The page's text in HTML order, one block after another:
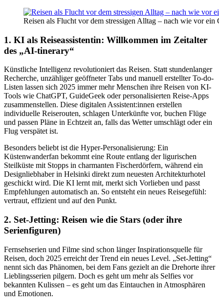
Reisen als Flucht vor dem stressigen Alltag – nach wie vor
1. KI als Reiseassistentin: Willkommen im Zeitalter
des „AI-tinerary“
Künstliche Intelligenz revolutioniert das Reisen. Statt stundenlanger
Recherche, unzähliger geöffneter Tabs und manuell erstellter To-do-
Listen lassen sich 2025 immer mehr Menschen ihre Reisen von KI-
Tools wie ChatGPT, GuideGeek oder personalisierten Reise-Apps
zusammenstellen. Diese digitalen Assistent:innen erstellen
individuelle Reiserouten, schlagen Unterkünfte vor, buchen Flüge
und passen Pläne in Echtzeit an, falls das Wetter umschlägt oder ein
Flug verspätet ist.
Besonders beliebt ist die Hyper-Personalisierung: Ein
Küstenwanderfan bekommt eine Route entlang der ligurischen
Steilküste mit Stopps in charmanten Fischerdörfern, während ein
Designliebhaber in Helsinki direkt zum neuesten Architekturhotel
geschickt wird. Die KI lernt mit, merkt sich Vorlieben und passt
Empfehlungen automatisch an. So entsteht ein neues Reisegefühl:
vertraut, effizient und auf den Punkt.
2. Set-Jetting: Reisen wie die Stars (oder ihre
Serienfiguren)
Fernsehserien und Filme sind schon länger Inspirationsquelle für
Reisen, doch 2025 erreicht der Trend ein neues Level. „Set-Jetting“
nennt sich das Phänomen, bei dem Fans gezielt an die Drehorte ihrer
Lieblingsserien pilgern. Doch es geht um mehr als Selfies vor
bekannten Kulissen – es geht um das Eintauchen in Atmosphären
und Emotionen.